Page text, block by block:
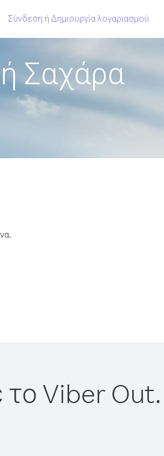
Σύνδεση ή Δημιουργία λογαριασμού
Σαχάρα
το Viber Out.